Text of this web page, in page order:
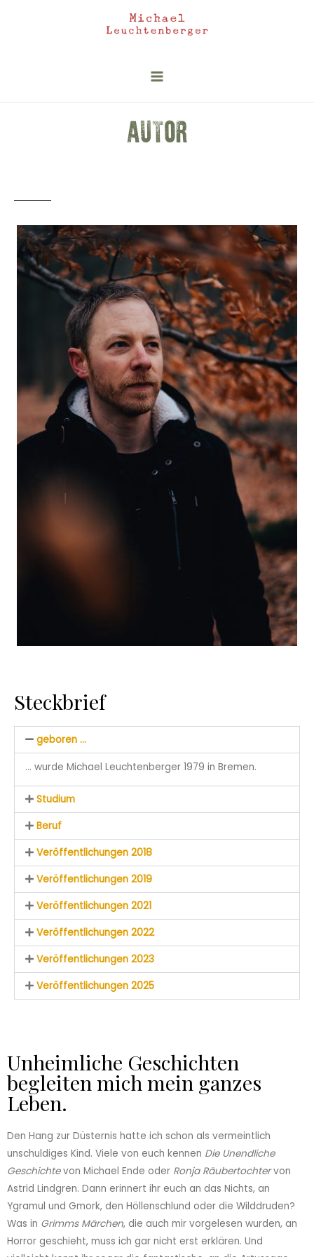
AUTOR
Steckbrief
geboren ...
… wurde Michael Leuchtenberger 1979 in Bremen.
Studium
Beruf
Veröffentlichungen 2018
Veröffentlichungen 2019
Veröffentlichungen 2021
Veröffentlichungen 2022
Veröffentlichungen 2023
Veröffentlichungen 2025
Unheimliche Geschichten
begleiten mich mein ganzes
Leben.
Den Hang zur Düsternis hatte ich schon als vermeintlich
unschuldiges Kind. Viele von euch kennen Die Unendliche
Geschichtevon Michael Ende oder Ronja Räubertochtervon
Astrid Lindgren. Dann erinnert ihr euch an das Nichts, an
Ygramul und Gmork, den Höllenschlund oder die Wilddruden?
Was in Grimms Märchen, die auch mir vorgelesen wurden, an
Horror geschieht, muss ich gar nicht erst erklären. Und